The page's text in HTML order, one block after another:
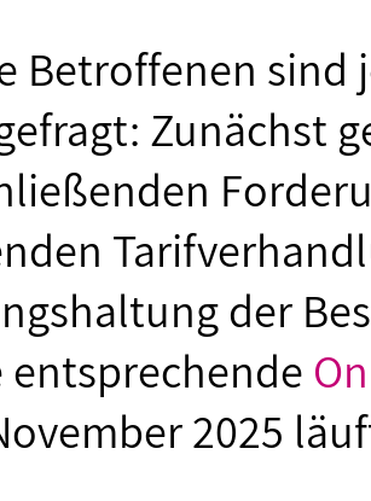
Betroffenen
Zunächst
der
entsprechende
2025